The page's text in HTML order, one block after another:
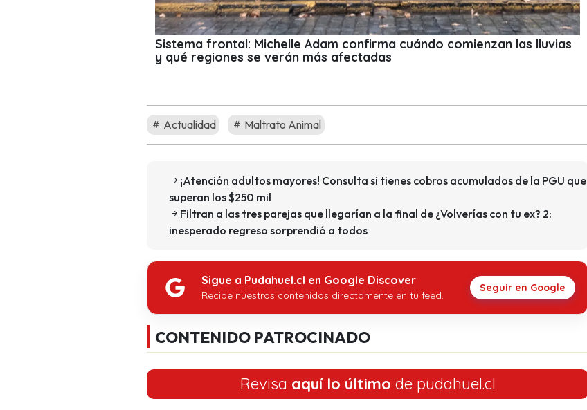
Sistema frontal: Michelle Adam confirma cuándo comienzan las lluvias
y qué regiones se verán más afectadas
Actualidad Maltrato Animal
¡Atención adultos mayores! Consulta si tienes cobros acumulados de la PGU que
superan los $250 mil
Filtran a las tres parejas que llegarían a la final de ¿Volverías con tu ex? 2:
inesperado regreso sorprendió a todos
Sigue a Pudahuel.cl en Google Discover
Recibe nuestros contenidos directamente en tu feed.
Seguir en Google
CONTENIDO PATROCINADO
Revisa aquí lo último de pudahuel.cl